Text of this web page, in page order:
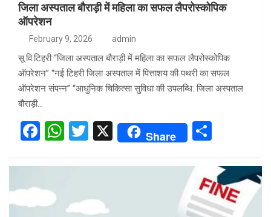
जिला अस्पताल बौराड़ी में महिला का सफल लैपरोस्कोपिक
ऑपरेशन
February 9, 2026 admin
सू.वि.टिहरी “जिला अस्पताल बौराड़ी में महिला का सफल लैपरोस्कोपिक
ऑपरेशन” “नई टिहरी जिला अस्पताल में पित्ताशय की पथरी का सफल
ऑपरेशन संपन्न” “आधुनिक चिकित्सा सुविधा की उपलब्धि: जिला अस्पताल
बौराड़ी…
F
ce
b
o
W
at
A
T
tt
X Share
ar
e